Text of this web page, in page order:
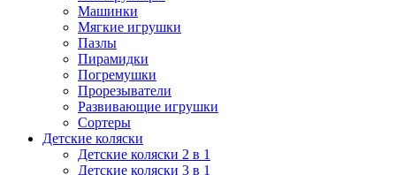
Машинки
Мягкие игрушки
Пазлы
Пирамидки
Погремушки
Прорезыватели
Развивающие игрушки
Сортеры
Детские коляски
Детские коляски 2 в 1
Детские коляски 3 в 1